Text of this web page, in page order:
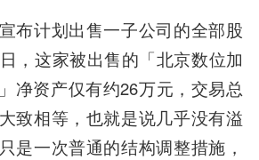
布计划出售一子公司的全部股
，这家被出售的「北京数位加
净资产仅有约26万元，交易总
致相等，也就是说几乎没有溢
是一次普通的结构调整措施，